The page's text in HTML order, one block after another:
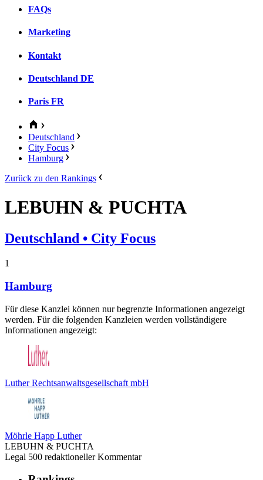
FAQs
Marketing
Kontakt
Deutschland DE
Paris FR
Deutschland
City Focus
Hamburg
Zurück zu den Rankings
LEBUHN & PUCHTA
Deutschland • City Focus
1
Hamburg
Für diese Kanzlei können nur begrenzte Informationen angezeigt
werden. Für die folgenden Kanzleien werden vollständigere
Informationen angezeigt:
Luther Rechtsanwaltsgesellschaft mbH
Möhrle Happ Luther
LEBUHN & PUCHTA
Legal 500 redaktioneller Kommentar